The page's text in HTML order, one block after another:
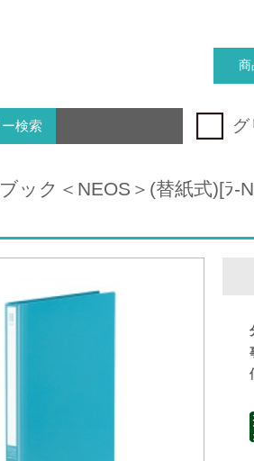
商
検索
ック＜NEOS＞(替紙式)[ﾗ-